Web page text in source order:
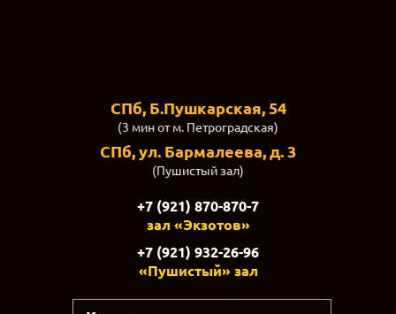
СПб, Б.Пушкарская, 54
(3 мин от м. Петроградская)
СПб, ул. Бармалеева, д. 3
(Пушистый зал)
+7 (921) 870-870-7
зал «Экзотов»
+7 (921) 932-26-96
«Пушистый» зал